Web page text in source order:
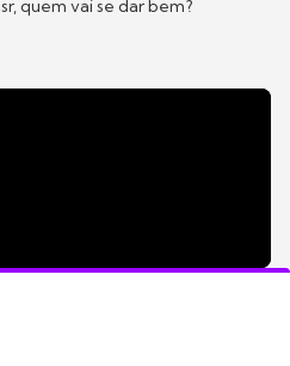
quem vai se dar bem?